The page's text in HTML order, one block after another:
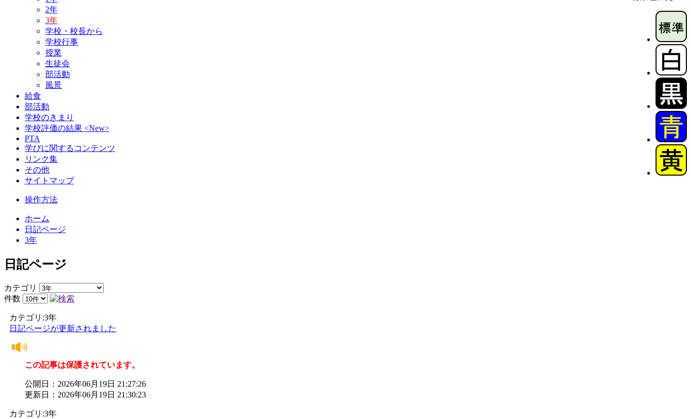
2年
3年
学校・校長から
学校行事
授業
生徒会
部活動
風景
給食
部活動
学校のきまり
学校評価の結果 <New>
PTA
学びに関するコンテンツ
リンク集
その他
サイトマップ
操作方法
ホーム
日記ページ
3年
日記ページ
カテゴリ
件数
カテゴリ:3年
日記ページが更新されました
この記事は保護されています。
公開日：2026年06月19日 21:27:26
更新日：2026年06月19日 21:30:23
カテゴリ:3年